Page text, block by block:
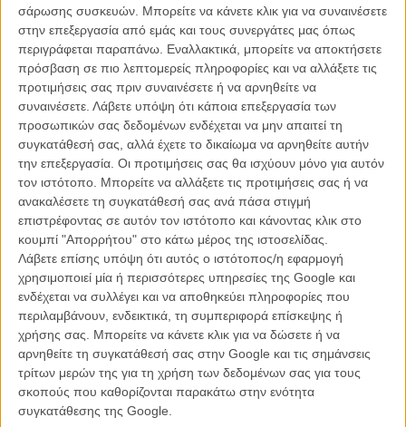
σάρωσης συσκευών. Μπορείτε να κάνετε κλικ για να συναινέσετε
στην επεξεργασία από εμάς και τους συνεργάτες μας όπως
περιγράφεται παραπάνω. Εναλλακτικά, μπορείτε να αποκτήσετε
πρόσβαση σε πιο λεπτομερείς πληροφορίες και να αλλάξετε τις
προτιμήσεις σας πριν συναινέσετε ή να αρνηθείτε να
συναινέσετε. Λάβετε υπόψη ότι κάποια επεξεργασία των
προσωπικών σας δεδομένων ενδέχεται να μην απαιτεί τη
συγκατάθεσή σας, αλλά έχετε το δικαίωμα να αρνηθείτε αυτήν
την επεξεργασία. Οι προτιμήσεις σας θα ισχύουν μόνο για αυτόν
τον ιστότοπο. Μπορείτε να αλλάξετε τις προτιμήσεις σας ή να
ανακαλέσετε τη συγκατάθεσή σας ανά πάσα στιγμή
επιστρέφοντας σε αυτόν τον ιστότοπο και κάνοντας κλικ στο
κουμπί "Απορρήτου" στο κάτω μέρος της ιστοσελίδας.
Λάβετε επίσης υπόψη ότι αυτός ο ιστότοπος/η εφαρμογή
χρησιμοποιεί μία ή περισσότερες υπηρεσίες της Google και
ενδέχεται να συλλέγει και να αποθηκεύει πληροφορίες που
περιλαμβάνουν, ενδεικτικά, τη συμπεριφορά επίσκεψης ή
χρήσης σας. Μπορείτε να κάνετε κλικ για να δώσετε ή να
αρνηθείτε τη συγκατάθεσή σας στην Google και τις σημάνσεις
τρίτων μερών της για τη χρήση των δεδομένων σας για τους
σκοπούς που καθορίζονται παρακάτω στην ενότητα
συγκατάθεσης της Google.
«Girls».
Update: δείτε τώρα και το ολόκληρο, πρώτο επίσημο trailer
του 3ου κύκλου του «Girls» στο τέλος του κειμένου
Girls: trailer & 5 πράγματα που περιμένουμε από τον 3ο κύκλο
Μια ματιά στις νέες τηλεοπτικές σειρές της σεζόν: Μέρος Τρίτο
Η Λένα Ντάναμ ψηφίζει το ΤΟΡ 10 αγαπημένων ταινιών της για
την Criterion και... εκπλήσσει!
«Best Friends»: Δείτε την μικρού μήκους ταινία της Λένα Ντάναμ!
«Girls 2»: Βεβιασμένο happy end? Eλάτε να κάνουμε υποθέσεις
για τον 3ο κύκλο
«Girls»: Η αποδόμηση της φαντασίωσης